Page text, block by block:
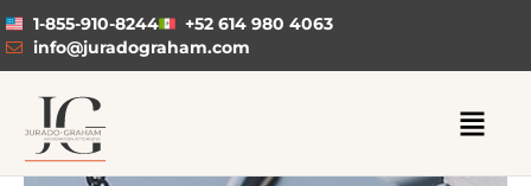
1-855-910-8244
+52 614 980 4063
info@juradograham.com